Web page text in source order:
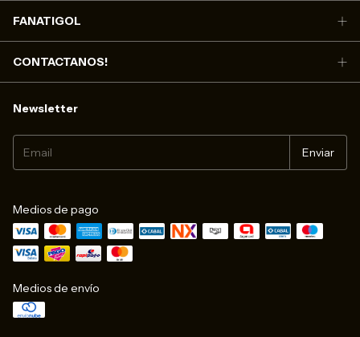
FANATIGOL
CONTACTANOS!
Newsletter
Medios de pago
Medios de envío